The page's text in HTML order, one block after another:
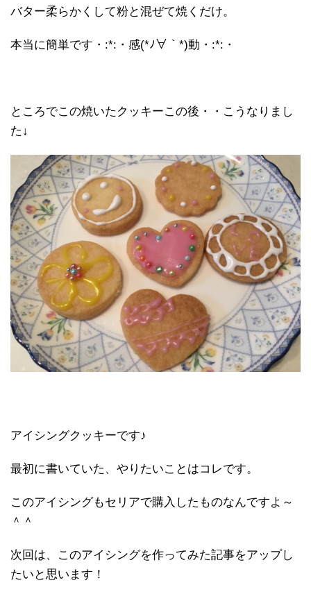
バター柔らかくして粉と混ぜて焼くだけ。
本当に簡単です・:*:・感(*ﾉ∀｀*)動・:*:・
ところでこの焼いたクッキーこの後・・こうなりまし
た↓
アイシングクッキーです♪
最初に書いていた、やりたいことはコレです。
このアイシングもセリアで購入したものなんですよ～
＾＾
次回は、このアイシングを作ってみた記事をアップし
たいと思います！